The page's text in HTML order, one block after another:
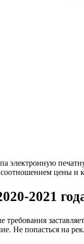
электронную
цены и
2021
Не попасться на